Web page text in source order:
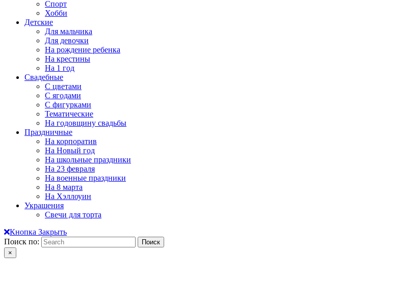
Спорт
Хобби
Детские
Для мальчика
Для девочки
На рождение ребенка
На крестины
На 1 год
Свадебные
С цветами
С ягодами
С фигурками
Тематические
На годовщину свадьбы
Праздничные
На корпоратив
На Новый год
На школьные праздники
На 23 февраля
На военные праздники
На 8 марта
На Хэллоуин
Украшения
Свечи для торта
Кнопка Закрыть
Поиск по:
×